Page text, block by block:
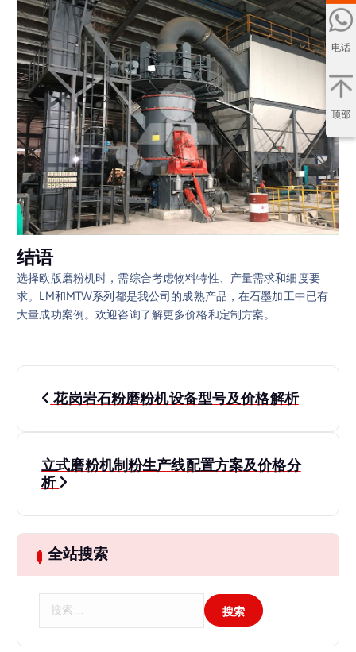
结语
选择欧版磨粉机时，需综合考虑物料特性、产量需求和细度要
求。LM和MTW系列都是我公司的成熟产品，在石墨加工中已有
大量成功案例。欢迎咨询了解更多价格和定制方案。
文
导
航
花岗岩石粉磨粉机设备型号及价格解析
立式磨粉机制粉生产线配置方案及价格分
析
全站搜索
电话
顶部